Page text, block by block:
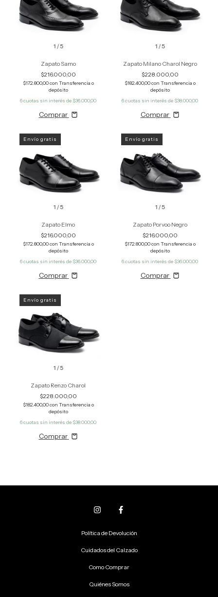
1 /5
Zapato Samo
$216.000,00
$172.800,00con Transferencia o
depósito
6cuotas sin interés de $36.000,00
Comprar
1 /5
Zapato Milano Charol Negro
$228.000,00
$182.400,00con Transferencia o
depósito
6cuotas sin interés de $38.000,00
Comprar
1 /5
Envío gratis
Zapato Elmo
$216.000,00
$172.800,00con Transferencia o
depósito
6cuotas sin interés de $36.000,00
Comprar
1 /5
Envío gratis
Zapato Porvoo Negro
$216.000,00
$172.800,00con Transferencia o
depósito
6cuotas sin interés de $36.000,00
Comprar
1 /5
Envío gratis
Zapato Renzo Charol
$228.000,00
$182.400,00con Transferencia o
depósito
6cuotas sin interés de $38.000,00
Comprar
Política de Devolución
Cuidados del Calzado
Como Comprar
Quiénes Somos